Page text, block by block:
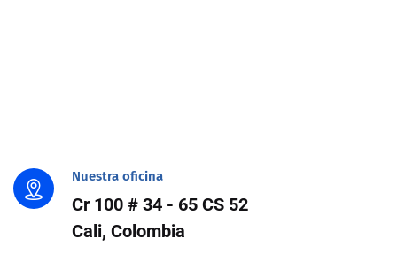
Nuestra oficina
Cr 100 # 34 - 65 CS 52
Cali, Colombia